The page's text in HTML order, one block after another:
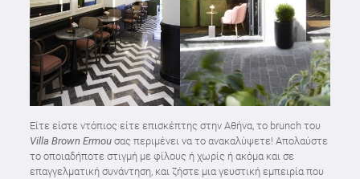
Είτε είστε ντόπιος είτε επισκέπτης στην Αθήνα, το brunch του
Villa Brown Ermouσας περιμένει να το ανακαλύψετε! Απολαύστε
το οποιαδήποτε στιγμή με φίλους ή χωρίς ή ακόμα και σε
επαγγελματική συνάντηση, και ζήστε μια γευστική εμπειρία που